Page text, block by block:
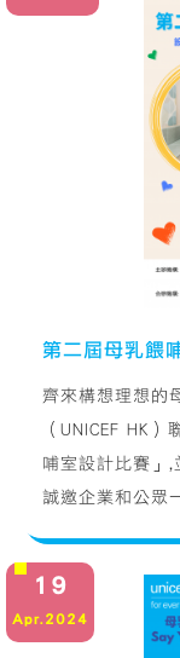
第二屆母乳餵
齊來構想理想的
（UNICEF HK
哺室設計比賽」,
誠邀企業和公眾
19
Apr.2024